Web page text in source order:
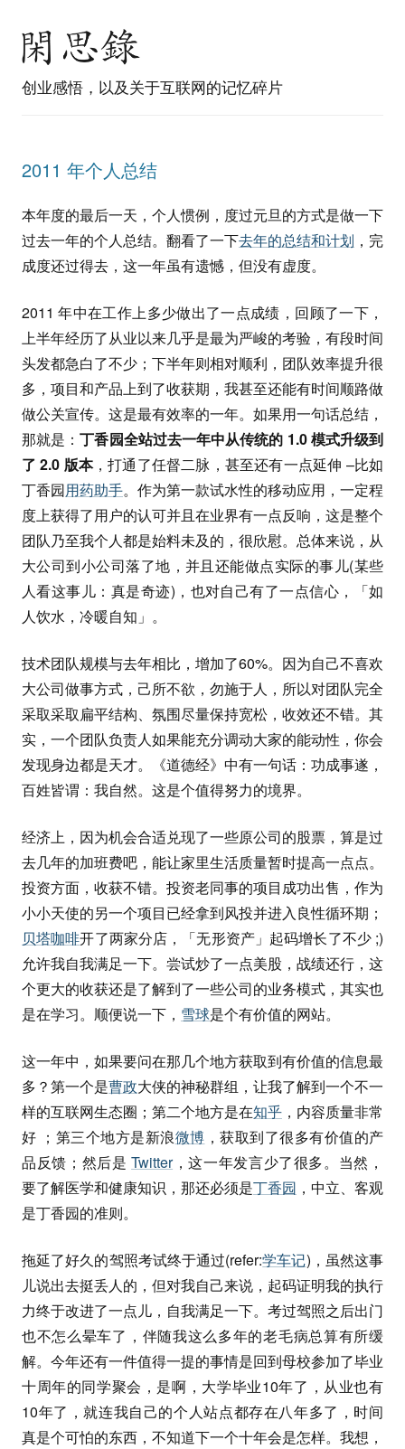
创业感悟，以及关于互联网的记忆碎片
2011 年个人总结
本年度的最后一天，个人惯例，度过元旦的方式是做一下
过去一年的个人总结。翻看了一下去年的总结和计划 ，完
成度还过得去，这一年虽有遗憾，但没有虚度。
2011 年中在工作上多少做出了一点成绩，回顾了一下，
上半年经历了从业以来几乎是最为严峻的考验，有段时间
头发都急白了不少；下半年则相对顺利，团队效率提升很
多，项目和产品上到了收获期，我甚至还能有时间顺路做
做公关宣传。这是最有效率的一年。如果用一句话总结，
那就是：丁香园全站过去一年中从传统的 1.0 模式升级到
了 2.0 版本，打通了任督二脉，甚至还有一点延伸 –比如
丁香园用药助手。作为第一款试水性的移动应用，一定程
度上获得了用户的认可并且在业界有一点反响，这是整个
团队乃至我个人都是始料未及的，很欣慰。总体来说，从
大公司到小公司落了地，并且还能做点实际的事儿(某些
人看这事儿：真是奇迹)，也对自己有了一点信心，「如
人饮水，冷暖自知」。
技术团队规模与去年相比，增加了60%。因为自己不喜欢
大公司做事方式，己所不欲，勿施于人，所以对团队完全
采取采取扁平结构、氛围尽量保持宽松，收效还不错。其
实，一个团队负责人如果能充分调动大家的能动性，你会
发现身边都是天才。《道德经》中有一句话：功成事遂，
百姓皆谓：我自然。这是个值得努力的境界。
经济上，因为机会合适兑现了一些原公司的股票，算是过
去几年的加班费吧，能让家里生活质量暂时提高一点点。
投资方面，收获不错。投资老同事的项目成功出售，作为
小小天使的另一个项目已经拿到风投并进入良性循环期；
贝塔咖啡开了两家分店，「无形资产」起码增长了不少 ;)
允许我自我满足一下。尝试炒了一点美股，战绩还行，这
个更大的收获还是了解到了一些公司的业务模式，其实也
是在学习。顺便说一下， 雪球是个有价值的网站。
这一年中，如果要问在那几个地方获取到有价值的信息最
多？第一个是曹政大侠的神秘群组，让我了解到一个不一
样的互联网生态圈；第二个地方是在知乎 ，内容质量非常
好 ；第三个地方是新浪微博 ，获取到了很多有价值的产
品反馈；然后是Twitter，这一年发言少了很多。当然，
要了解医学和健康知识，那还必须是丁香园 ，中立、客观
是丁香园的准则。
拖延了好久的驾照考试终于通过(refer:学车记)，虽然这事
儿说出去挺丢人的，但对我自己来说，起码证明我的执行
力终于改进了一点儿，自我满足一下。考过驾照之后出门
也不怎么晕车了，伴随我这么多年的老毛病总算有所缓
解。今年还有一件值得一提的事情是回到母校参加了毕业
十周年的同学聚会，是啊，大学毕业10年了，从业也有
10年了，就连我自己的个人站点都存在八年多了，时间
真是个可怕的东西，不知道下一个十年会是怎样。我想，